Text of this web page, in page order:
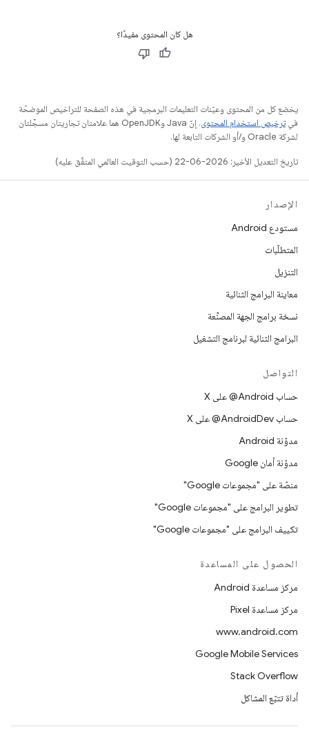
هل كان المحتوى مفيدًا؟
يخضع كل من المحتوى وعيّنات التعليمات البرمجية في هذه الصفحة للتراخيص الموضحّة
فيترخيص استخدام المحتوى
. إنّ Java وOpenJDK هما علامتان تجاريتان مسجَّلتان
لشركة Oracle و/أو الشركات التابعة لها.
تاريخ التعديل الأخير: 2026-06-22 (حسب التوقيت العالمي المتفَّق عليه)
الإصدار
مستودع Android
المتطلّبات
التنزيل
معاينة البرامج الثنائية
نسخة برامج الجهة المصنِّعة
البرامج الثنائية لبرنامج التشغيل
التواصل
حساب ‎@Android على X
حساب ‎@AndroidDev على X
مدوّنة Android
مدوّنة أمان Google
منصّة على "مجموعات Google"
تطوير البرامج على "مجموعات Google"
تكييف البرامج على "مجموعات Google"
الحصول على المساعدة
مركز مساعدة Android
مركز مساعدة Pixel
www.android.com
Google Mobile Services
Stack Overflow
أداة تتبّع المشاكل